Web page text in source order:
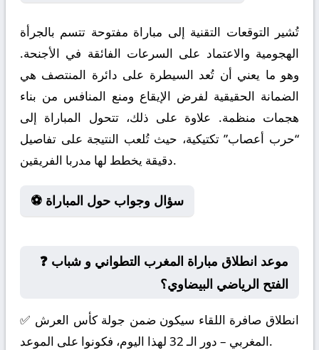
تُشير التوقعات التقنية إلى مباراة مفتوحة تتسم بالجرأة
الهجومية والاعتماد على السرعات الفائقة في الأجنحة.
وهو ما يعني أن تُعد السيطرة على دائرة المنتصف هي
الضمانة الحقيقية لفرض الإيقاع ومنع المنافس من بناء
هجمات منظمة. علاوة على ذلك، تتحول المباراة إلى
“حرب أعصاب” تكتيكية، حيث تُلعب النتيجة على تفاصيل
دقيقة يخطط لها مدربا الفريقين.
⚽ سؤال وجواب حول المباراة
❓ موعد انطلاق مباراة المغرب التطواني و شباب
الفتح الرياضي البيضاوي؟
✅ انطلاق صافرة اللقاء سيكون ضمن جولة كأس العرش
المغربي – دور الـ 32 لهذا اليوم، فكونوا على الموعد.